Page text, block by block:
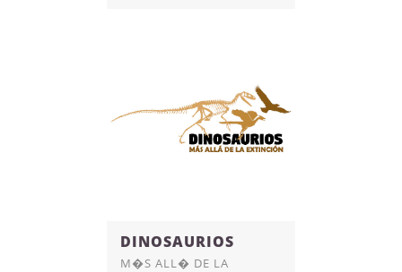
DINOSAURIOS
M�S ALL� DE LA